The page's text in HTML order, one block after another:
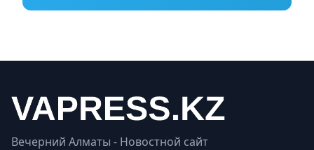
Вечерний Алматы - Новостной сайт